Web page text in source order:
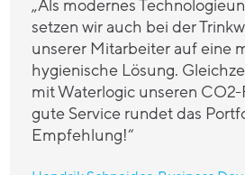
„Als modernes
setzen wir auch bei der
unserer Mitarbeiter auf eine
hygienische Lösung.
mit Waterlogic unseren
gute Service rundet das
Empfehlung!“